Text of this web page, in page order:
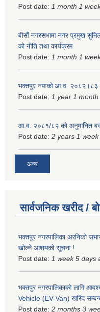
Post date: 1 month 1
बीसौं नगरसभामा नगर प्रमुख
को नीति तथा कार्यक्रम
Post date: 1 month 1
भक्तपुर नपाको आ.व. २०८२।८३
Post date: 1 year 1 month
आ.व. २०८१/८२ को अनुमानित
Post date: 2 years 1 week
अन्य
सार्वजनिक खरीद /
भक्तपुर नगरपालिका अरनिको
खोल्ने आशयको सूचना !
Post date: 1 week 5 days
भक्तपुर नगरपालिकाकाे लागि
Vehicle (EV-Van) खरिद
Post date: 2 months 3